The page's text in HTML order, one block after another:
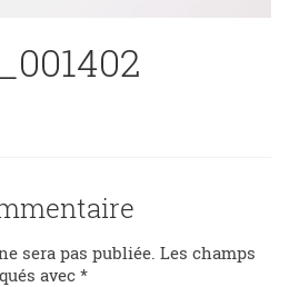
sera pas publiée. Les champs
avec *